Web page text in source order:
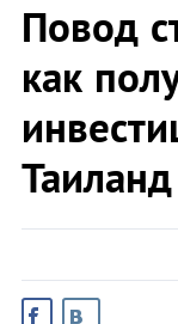
Повод
как
Таиланд